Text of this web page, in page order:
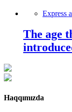
Express
The age
Haqqımızda